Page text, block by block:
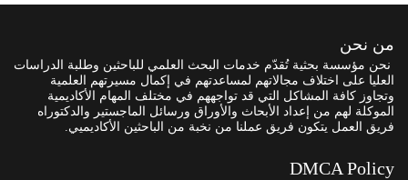
من نحن
نحن مؤسسة بحثية تُقدّم خدمات البحث العلمي للباحثين وطلبة الدراسات
العليا على اختلاف مجالاتهم لمساعدتهم في إكمال مسيرتهم العلمية
وتجاوز كافة المشاكل التي قد تواجههم في مختلف المهام الأكاديمية
الموكلة لهم من إعداد الأبحاث والأوراق ورسائل الماجستير والدكتوراه
فريق العمل يتكون فريق عملنا من نخبة من الباحثين الأكاديميي.
DMCA Policy